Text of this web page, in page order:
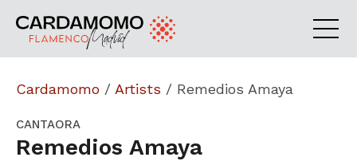
Cardamomo / Artists / Remedios Amaya
CANTAORA
Remedios Amaya